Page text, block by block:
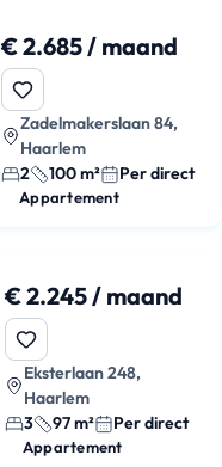
€ 2.685 / maand
Zadelmakerslaan 84,
Haarlem
2
100 m² Per direct
Appartement
€ 2.245 / maand
Eksterlaan 248,
Haarlem
3
97 m² Per direct
Appartement